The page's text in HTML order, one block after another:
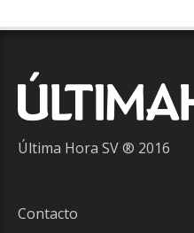
Última Hora SV ® 2016
Contacto